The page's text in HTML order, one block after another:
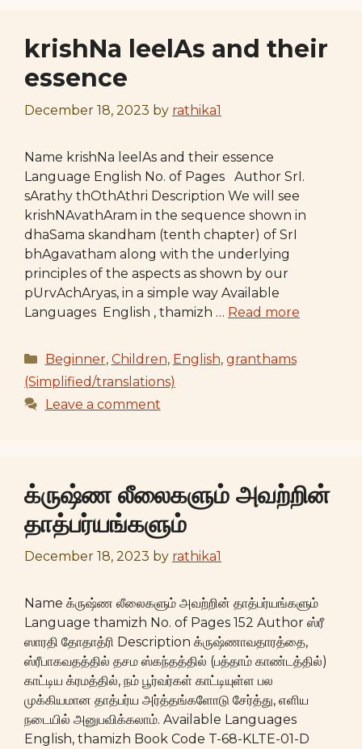
krishNa leelAs and their
essence
December 18, 2023 by rathika1
Name krishNa leelAs and their essence
Language English No. of Pages Author SrI.
sArathy thOthAthri Description We will see
krishNAvathAram in the sequence shown in
dhaSama skandham (tenth chapter) of SrI
bhAgavatham along with the underlying
principles of the aspects as shown by our
pUrvAchAryas, in a simple way Available
Languages English , thamizh … Read more
Categories
Beginner, Children, English, granthams
(Simplified/translations)
Leave a comment
க்ருஷ்ண லீலைகளும் அவற்றின்
தாத்பர்யங்களும்
December 18, 2023 by rathika1
Name க்ருஷ்ண லீலைகளும் அவற்றின் தாத்பர்யங்களும்
Language thamizh No. of Pages 152 Author ஸ்ரீ
ஸாரதி தோதாத்ரி Description க்ருஷ்ணாவதாரத்தை,
ஸ்ரீபாகவதத்தில் தசம ஸ்கந்தத்தில் (பத்தாம் காண்டத்தில்)
காட்டிய க்ரமத்தில், நம் பூர்வர்கள் காட்டியுள்ள பல
முக்கியமான தாத்பர்ய அர்த்தங்களோடு சேர்த்து, எளிய
நடையில் அனுபவிக்கலாம். Available Languages
English, thamizh Book Code T-68-KLTE-01-D